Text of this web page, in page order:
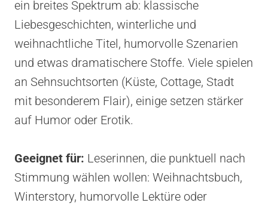
ein breites Spektrum ab: klassische
Liebesgeschichten, winterliche und
weihnachtliche Titel, humorvolle Szenarien
und etwas dramatischere Stoffe. Viele spielen
an Sehnsuchtsorten (Küste, Cottage, Stadt
mit besonderem Flair), einige setzen stärker
auf Humor oder Erotik.
Geeignet für: Leserinnen, die punktuell nach
Stimmung wählen wollen: Weihnachtsbuch,
Winterstory, humorvolle Lektüre oder